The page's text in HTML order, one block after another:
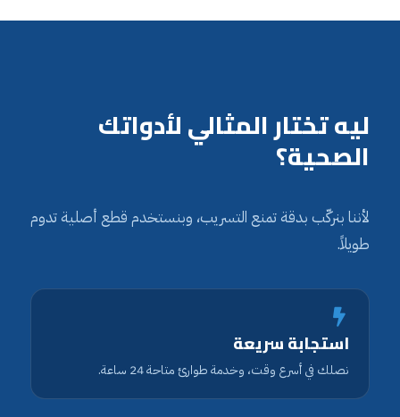
ليه تختار المثالي لأدواتك
الصحية؟
لأننا بنركّب بدقة تمنع التسريب، وبنستخدم قطع أصلية تدوم
طويلاً.
استجابة سريعة
نصلك في أسرع وقت، وخدمة طوارئ متاحة 24 ساعة.